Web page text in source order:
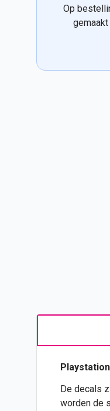
Op
gemaakt
De decals
worden de